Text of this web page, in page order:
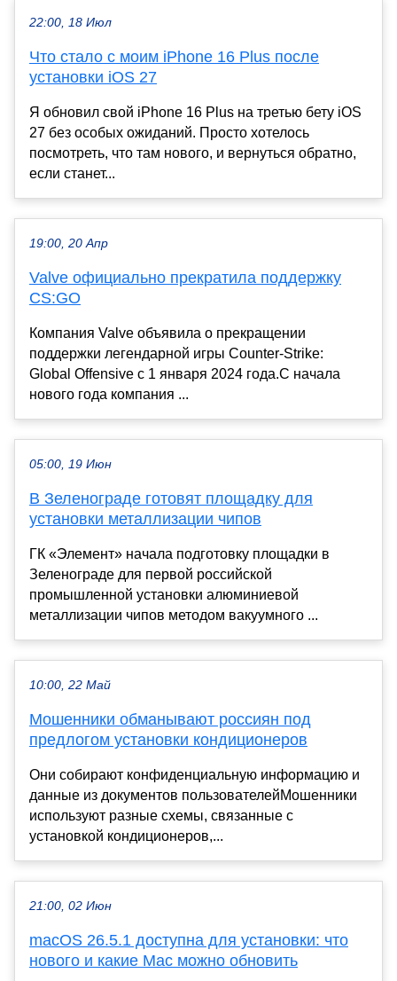
22:00, 18 Июл
Что стало с моим iPhone 16 Plus после
установки iOS 27
Я обновил свой iPhone 16 Plus на третью бету iOS
27 без особых ожиданий. Просто хотелось
посмотреть, что там нового, и вернуться обратно,
если станет...
19:00, 20 Апр
Valve официально прекратила поддержку
CS:GO
Компания Valve объявила о прекращении
поддержки легендарной игры Counter-Strike:
Global Offensive с 1 января 2024 года.С начала
нового года компания ...
05:00, 19 Июн
В Зеленограде готовят площадку для
установки металлизации чипов
ГК «Элемент» начала подготовку площадки в
Зеленограде для первой российской
промышленной установки алюминиевой
металлизации чипов методом вакуумного ...
10:00, 22 Май
Мошенники обманывают россиян под
предлогом установки кондиционеров
Они собирают конфиденциальную информацию и
данные из документов пользователейМошенники
используют разные схемы, связанные с
установкой кондиционеров,...
21:00, 02 Июн
macOS 26.5.1 доступна для установки: что
нового и какие Mac можно обновить